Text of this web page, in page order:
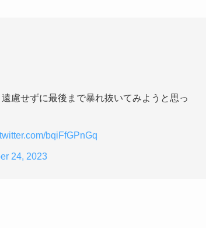
慮せずに最後まで暴れ抜いてみようと思っ
bqiFfGPnGq
24, 2023